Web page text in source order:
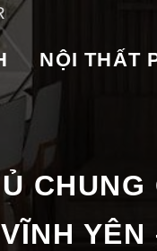
NỘI THẤT
CHUNG
YÊN